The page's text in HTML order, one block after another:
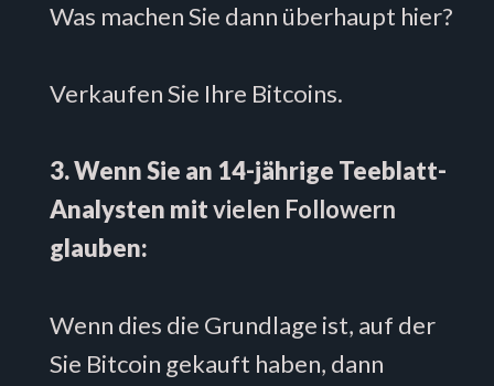
Was machen Sie dann überhaupt hier?
Verkaufen Sie Ihre Bitcoins.
3. Wenn Sie an 14-jährige Teeblatt-
Analysten mitvielen Followern
glauben:
Wenn dies die Grundlage ist, auf der
Sie Bitcoin gekauft haben, dann